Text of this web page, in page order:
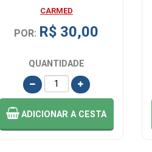
CARMED
POR: R$ 30,00
QUANTIDADE
ADICIONARA CESTA